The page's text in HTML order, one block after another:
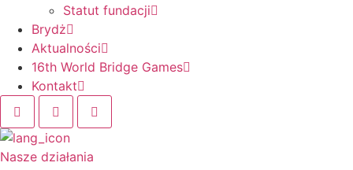
Statut fundacji
Brydż
Aktualności
16th World Bridge Games
Kontakt
Nasze działania